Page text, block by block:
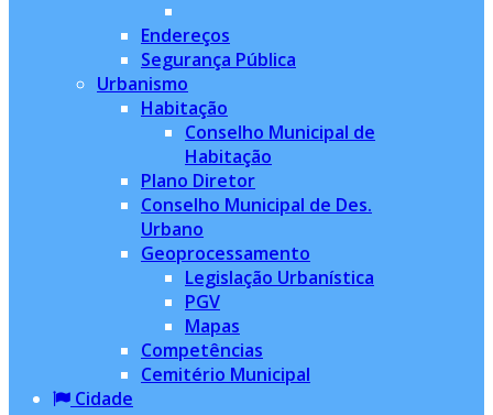
Endereços
Segurança Pública
Urbanismo
Habitação
Conselho Municipal de
Habitação
Plano Diretor
Conselho Municipal de Des.
Urbano
Geoprocessamento
Legislação Urbanística
PGV
Mapas
Competências
Cemitério Municipal
Cidade